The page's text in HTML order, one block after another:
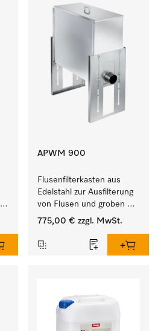
APWM 900
Flusenfilterkasten aus
Edelstahl zur Ausfilterung
von Flusen und groben
Partikeln aus der Lauge.
775,00 € zzgl. MwSt.